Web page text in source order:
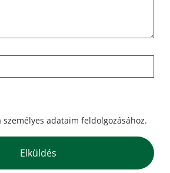
személyes adataim feldolgozásához.
Elküldés